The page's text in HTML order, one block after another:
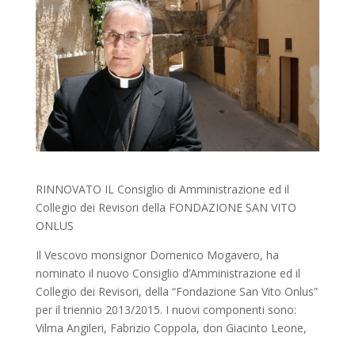
RINNOVATO IL Consiglio di Amministrazione ed il
Collegio dei Revisori della FONDAZIONE SAN VITO
ONLUS
Il Vescovo monsignor Domenico Mogavero, ha
nominato il nuovo Consiglio d’Amministrazione ed il
Collegio dei Revisori, della “Fondazione San Vito Onlus”
per il triennio 2013/2015. I nuovi componenti sono:
Vilma Angileri, Fabrizio Coppola, don Giacinto Leone,